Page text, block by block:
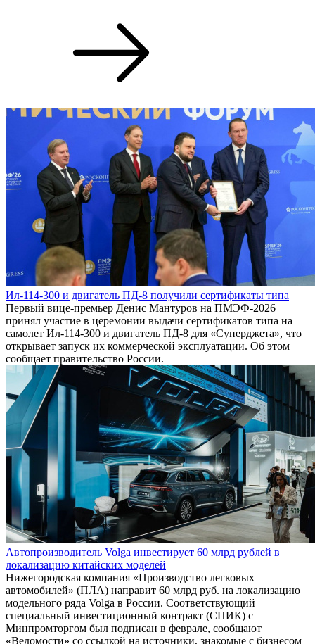
Ил-114-300 и двигатель ПД-8 получили сертификаты типа
Первый вице-премьер Денис Мантуров на ПМЭФ-2026
принял участие в церемонии выдачи сертификатов типа на
самолет Ил-114-300 и двигатель ПД-8 для «Суперджета», что
открывает запуск их коммерческой эксплуатации. Об этом
сообщает правительство России.
Автопроизводитель Volga инвестирует 60 млрд рублей в
локализацию китайских моделей
Нижегородская компания «Производство легковых
автомобилей» (ПЛА) направит 60 млрд руб. на локализацию
модельного ряда Volga в России. Соответствующий
специальный инвестиционный контракт (СПИК) с
Минпромторгом был подписан в феврале, сообщают
«Ведомости» со ссылкой на источники, знакомые с бизнесом